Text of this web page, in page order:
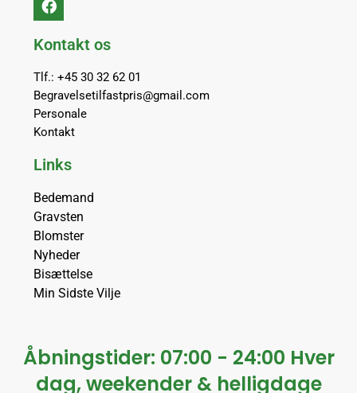
Kontakt os
Tlf.: +45 30 32 62 01
Begravelsetilfastpris@gmail.com
Personale
Kontakt
Links
Bedemand
Gravsten
Blomster
Nyheder
Bisættelse
Min Sidste Vilje
Åbningstider: 07:00 - 24:00 Hver
dag, weekender & helligdage